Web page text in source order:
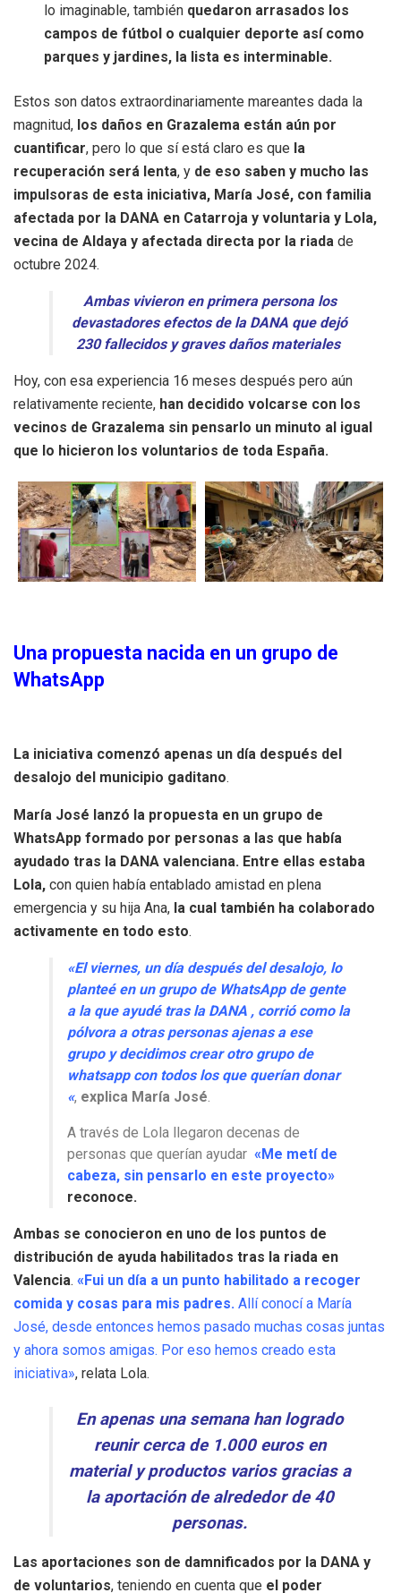
lo imaginable, también quedaron arrasados los
campos de fútbol o cualquier deporte así como
parques y jardines, la lista es interminable.
Estos son datos extraordinariamente mareantes dada la
magnitud, los daños en Grazalema están aún por
cuantificar, pero lo que sí está claro es que la
recuperación será lenta, y de eso saben y mucho las
impulsoras de esta iniciativa, María José, con familia
afectada por la DANA en Catarroja y voluntaria y Lola,
vecina de Aldaya y afectada directa por la riada de
octubre 2024.
Ambas vivieron en primera persona los
devastadores efectos de la DANA que dejó
230 fallecidos y graves daños materiales
Hoy, con esa experiencia 16 meses después pero aún
relativamente reciente, han decidido volcarse con los
vecinos de Grazalema sin pensarlo un minuto al igual
que lo hicieron los voluntarios de toda España.
Una propuesta nacida en un grupo de
WhatsApp
La iniciativa comenzó apenas un día después del
desalojo del municipio gaditano.
María José lanzó la propuesta en un grupo de
WhatsApp formado por personas a las que había
ayudado tras la DANA valenciana. Entre ellas estaba
Lola, con quien había entablado amistad en plena
emergencia y su hija Ana, la cual también ha colaborado
activamente en todo esto.
«El viernes, un día después del desalojo, lo
planteé en un grupo de WhatsApp de gente
a la que ayudé tras la DANA , corrió como la
pólvora a otras personas ajenas a ese
grupo y decidimos crear otro grupo de
whatsapp con todos los que querían donar
«, explica María José.
A través de Lola llegaron decenas de
personas que querían ayudar «Me metí de
cabeza, sin pensarlo en este proyecto»
reconoce.
Ambas se conocieron en uno de los puntos de
distribución de ayuda habilitados tras la riada en
Valencia. «Fui un día a un punto habilitado a recoger
comida y cosas para mis padres. Allí conocí a María
José, desde entonces hemos pasado muchas cosas juntas
y ahora somos amigas. Por eso hemos creado esta
iniciativa», relata Lola.
En apenas una semana han logrado
reunir cerca de 1.000 euros en
material y productos varios gracias a
la aportación de alrededor de 40
personas.
Las aportaciones son de damnificados por la DANA y
de voluntarios, teniendo en cuenta que el poder